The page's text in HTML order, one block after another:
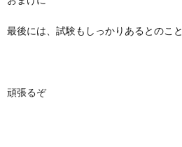
最後には、試験もしっかりあるとのこと
頑張るぞ